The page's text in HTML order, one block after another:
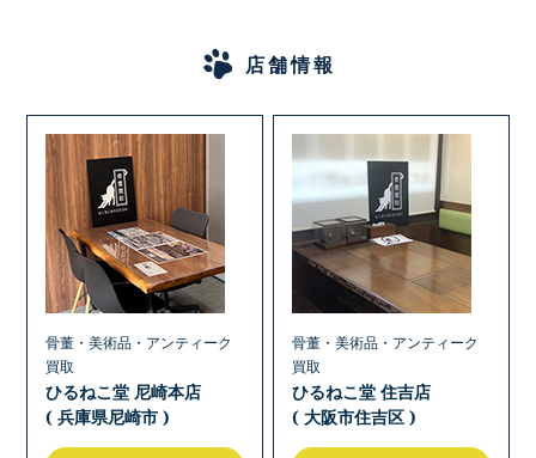
店舗情報
骨董・美術品・アンティーク
買取
ひるねこ堂 尼崎本店
( 兵庫県尼崎市 )
骨董・美術品・アンティーク
買取
ひるねこ堂 住吉店
( 大阪市住吉区 )